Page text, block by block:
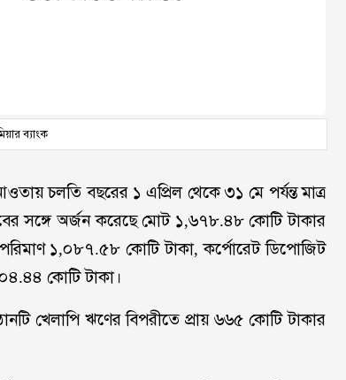
ব্যাংক
চলতি বছরের ১ এপ্রিল থেকে ৩১ মে পর্যন্ত মাত্র
সঙ্গে অর্জন করেছে মোট ১,৬৭৮.৪৮ কোটি টাকার
১,০৮৭.৫৮ কোটি টাকা, কর্পোরেট ডিপোজিট
কোটি টাকা।
খেলাপি ঋণের বিপরীতে প্রায় ৬৬৫ কোটি টাকার